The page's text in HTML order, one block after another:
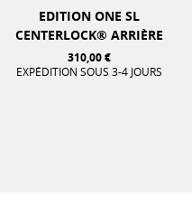
EDITION ONE SL
CENTERLOCK® ARRIÈRE
310,00 €
EXPÉDITION SOUS 3-4 JOURS